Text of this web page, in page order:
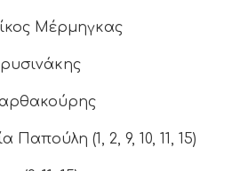
Μέρμηγκας
Παπούλη (1, 2, 9, 10, 11, 15)